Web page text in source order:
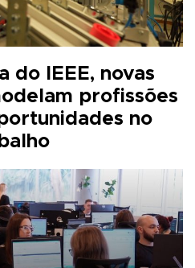
do IEEE, novas
profissões
no